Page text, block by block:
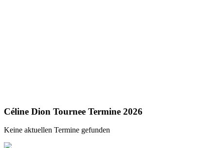
Céline Dion Tournee Termine 2026
Keine aktuellen Termine gefunden